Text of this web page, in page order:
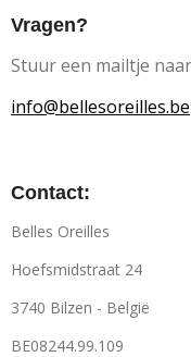
Vragen?
Stuur een mailtje naar
info@bellesoreilles.be
Contact:
Belles Oreilles
Hoefsmidstraat 24
3740 Bilzen - België
BE08244.99.109